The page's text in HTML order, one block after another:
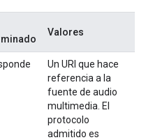
Valores
Un URI que hace
referencia a la
fuente de audio
multimedia. El
protocolo
admitido es